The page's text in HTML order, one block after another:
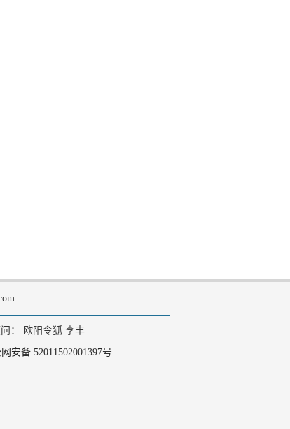
： 欧阳令狐 李丰
安备 52011502001397号